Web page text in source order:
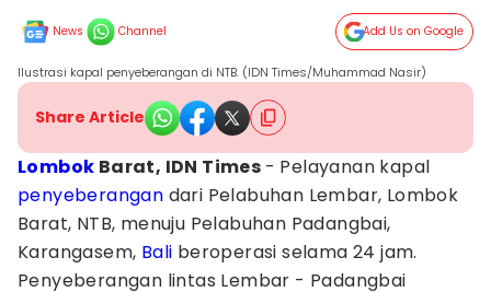
News Channel Add Us on Google
Ilustrasi kapal penyeberangan di NTB. (IDN Times/Muhammad Nasir)
Share Article
Lombok Barat, IDN Times - Pelayanan kapal
penyeberangan dari Pelabuhan Lembar, Lombok
Barat, NTB, menuju Pelabuhan Padangbai,
Karangasem, Bali beroperasi selama 24 jam.
Penyeberangan lintas Lembar - Padangbai